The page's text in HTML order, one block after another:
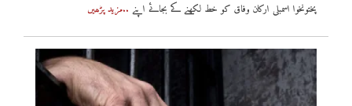
پختونخوا اسمبلی ارکان وفاق کو خط لکھنے کے بجائے اپنے ..مزید پڑھیں